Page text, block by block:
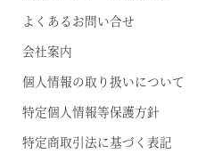
都リゾート 志摩ベイサイドテラス
プリンス バケーション クラブ
よくあるお問い合せ
会社案内
個人情報の取り扱いについて
特定個人情報等保護方針
特定商取引法に基づく表記